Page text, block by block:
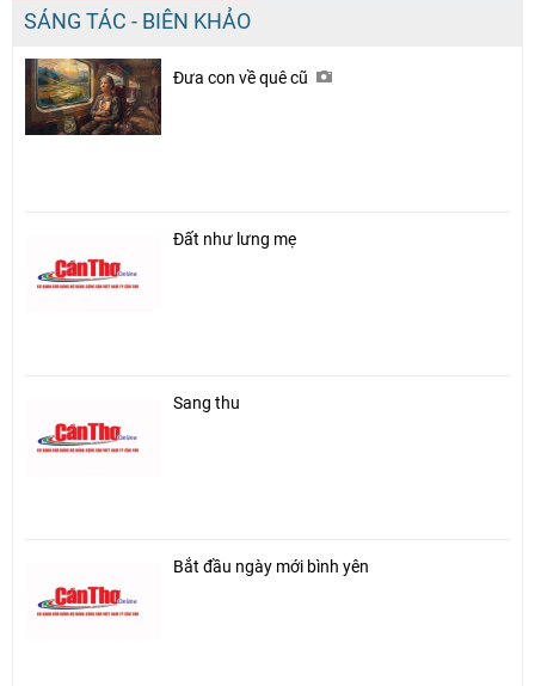
SÁNG TÁC - BIÊN KHẢO
Đưa con về quê cũ
Đất như lưng mẹ
Sang thu
Bắt đầu ngày mới bình yên